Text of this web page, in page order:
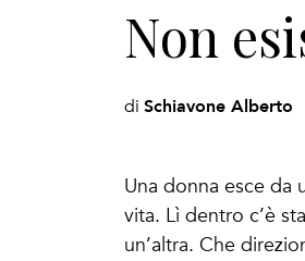
Non
di Schiavone Alberto
Una donna esce da
vita. Lì dentro c’è
un’altra. Che